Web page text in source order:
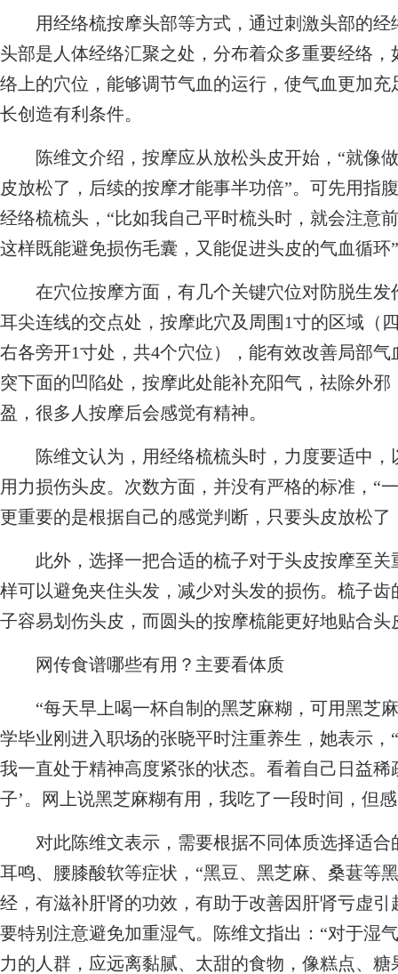
用经络梳按摩头部等方式，通过刺激头部的经
头部是人体经络汇聚之处，分布着众多重要经络
络上的穴位，能够调节气血的运行，使气血更加
长创造有利条件。
陈维文介绍，按摩应从放松头皮开始，“就像
皮放松了，后续的按摩才能事半功倍”。可先用指
经络梳梳头，“比如我自己平时梳头时，就会注意
这样既能避免损伤毛囊，又能促进头皮的气血循环
在穴位按摩方面，有几个关键穴位对防脱生发
耳尖连线的交点处，按摩此穴及周围1寸的区域（
右各旁开1寸处，共4个穴位），能有效改善局部
突下面的凹陷处，按摩此处能补充阳气，祛除外
盈，很多人按摩后会感觉有精神。
陈维文认为，用经络梳梳头时，力度要适中，
用力损伤头皮。次数方面，并没有严格的标准，“
更重要的是根据自己的感觉判断，只要头皮放松了
此外，选择一把合适的梳子对于头皮按摩至关
样可以避免夹住头发，减少对头发的损伤。梳子
子容易划伤头皮，而圆头的按摩梳能更好地贴合头
网传食谱哪些有用？主要看体质
“每天早上喝一杯自制的黑芝麻糊，可用黑芝麻
学毕业刚进入职场的张晓平时注重养生，她表示
我一直处于精神高度紧张的状态。看着自己日益
子’。网上说黑芝麻糊有用，我吃了一段时间，但
对此陈维文表示，需要根据不同体质选择适合
耳鸣、腰膝酸软等症状，“黑豆、黑芝麻、桑葚等
经，有滋补肝肾的功效，有助于改善因肝肾亏虚
要特别注意避免加重湿气。陈维文指出：“对于湿
力的人群，应远离黏腻、太甜的食物，像糕点、